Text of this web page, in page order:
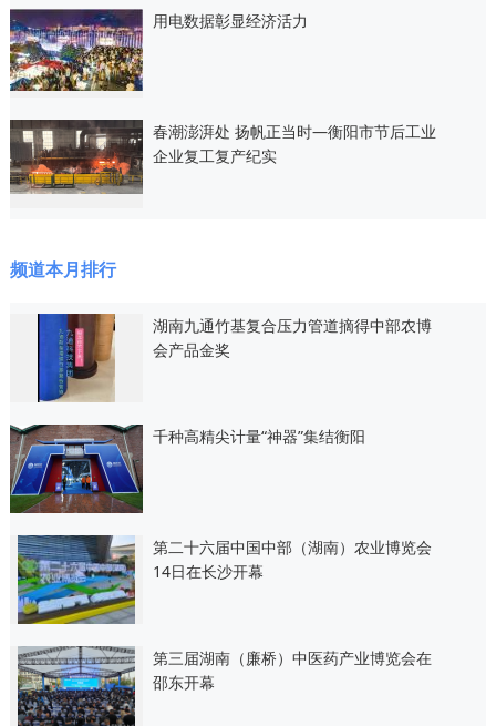
用电数据彰显经济活力
春潮澎湃处 扬帆正当时—衡阳市节后工业
企业复工复产纪实
频道本月排行
湖南九通竹基复合压力管道摘得中部农博
会产品金奖
千种高精尖计量“神器”集结衡阳
第二十六届中国中部（湖南）农业博览会
14日在长沙开幕
第三届湖南（廉桥）中医药产业博览会在
邵东开幕